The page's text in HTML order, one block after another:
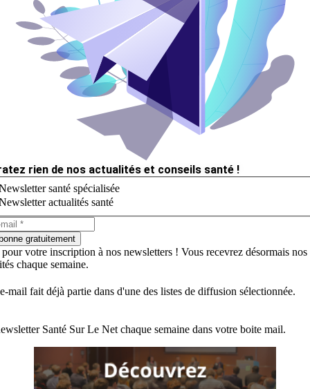
rien de nos actualités et conseils santé !
santé spécialisée
actualités santé
gratuitement
votre inscription à nos newsletters ! Vous recevrez désormais nos
chaque semaine.
mail fait déjà partie dans d'une des listes de diffusion sélectionnée.
Santé Sur Le Net chaque semaine dans votre boite mail.